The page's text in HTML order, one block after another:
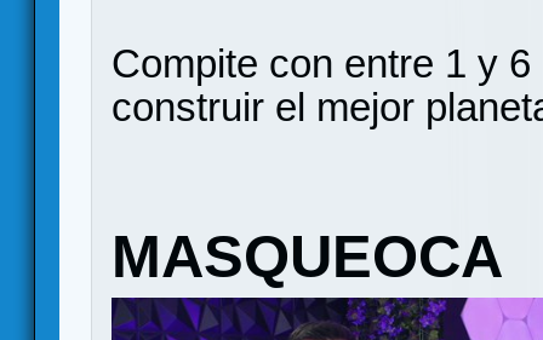
Compite con entre 1 y
construir el mejor
MASQUEOCA